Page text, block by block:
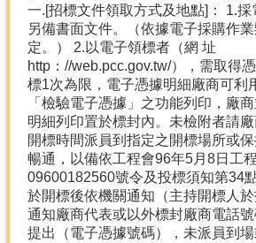
一.[招標文件領取方式及地點]： 1.
另備書面文件。（依據電子採購作
定。） 2.以電子領標者（網 址
http：//web.pcc.gov.tw/），需取得
標1次為限，電子憑據明細廠商可利
「檢驗電子憑據」之功能列印，廠
明細列印置於標封內。未檢附者請
開標時間派員到指定之開標場所或
暢通，以備依工程會96年5月8日工
09600182560號令及投標須知第34
於開標後依機關通知（主持開標人
通知廠商代表或以外標封廠商電話
提出（電子憑據號碼），未派員到